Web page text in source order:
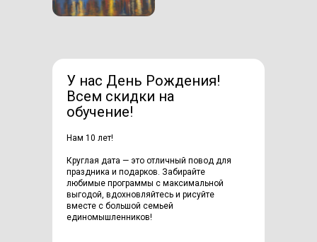
Нам 10 лет!
Круглая дата — это отличный повод для
праздника и подарков. Забирайте
любимые программы с максимальной
выгодой, вдохновляйтесь и рисуйте
вместе с большой семьей
единомышленников!
У нас День Рождения!
Всем скидки на
обучение!